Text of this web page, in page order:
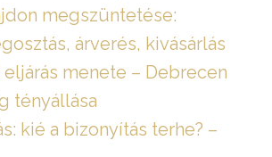
megszüntetése:
árverés, kivásárlás
eljárás menete – Debrecen
tényállása
kié a bizonyítás terhe? –